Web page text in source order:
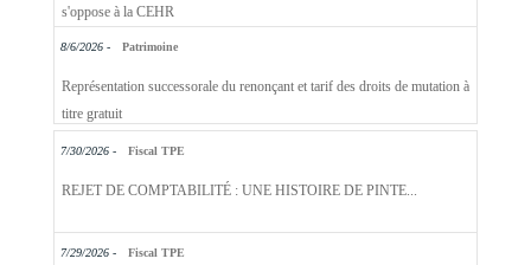
s'oppose à la CEHR
8/6/2026 - Patrimoine
Représentation successorale du renonçant et tarif des droits de mutation à
titre gratuit
7/30/2026 - Fiscal TPE
REJET DE COMPTABILITÉ : UNE HISTOIRE DE PINTE...
7/29/2026 - Fiscal TPE